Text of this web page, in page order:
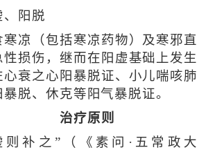
阳脱
（包括寒凉药物）及寒邪直
损伤，继而在阳虚基础上发生
心衰之心阳暴脱证、小儿喘咳肺
脱、休克等阳气暴脱证。
治疗原则
之”（《素问·五常政大